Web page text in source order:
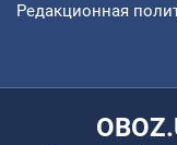
Редакционная